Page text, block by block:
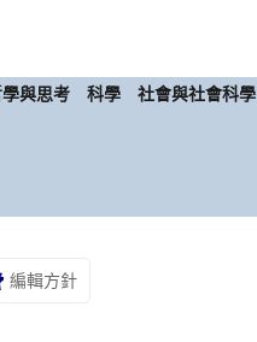
與思考 科學 社會與社會科學
編輯方針